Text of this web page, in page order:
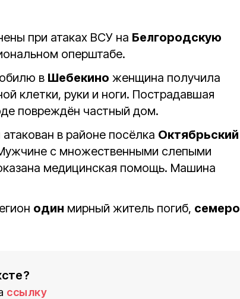
при атаках ВСУ на Белгородскую
оперштабе.
в Шебекино женщина получила
клетки, руки и ноги. Пострадавшая
повреждён частный дом.
в районе посёлка Октябрьский
с множественными слепыми
медицинская помощь. Машина
один мирный житель погиб, семеро
ссылку